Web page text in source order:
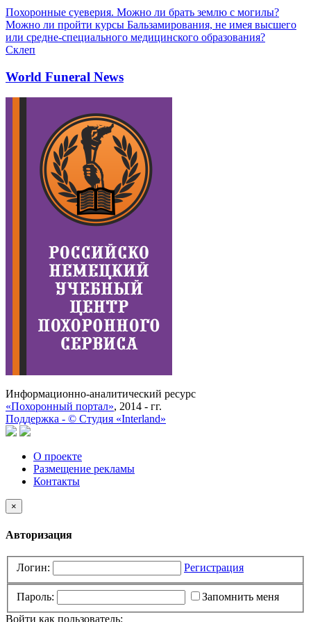
Похоронные суеверия. Можно ли брать землю с могилы?
Можно ли пройти курсы Бальзамирования, не имея высшего
или средне-специального медицинского образования?
Склеп
World Funeral News
Информационно-аналитический ресурс
«Похоронный портал», 2014 - гг.
Поддержка - © Cтудия «Interland»
О проекте
Размещение рекламы
Контакты
×
Авторизация
Логин: Регистрация
Пароль:
Запомнить меня
Войти как пользователь: